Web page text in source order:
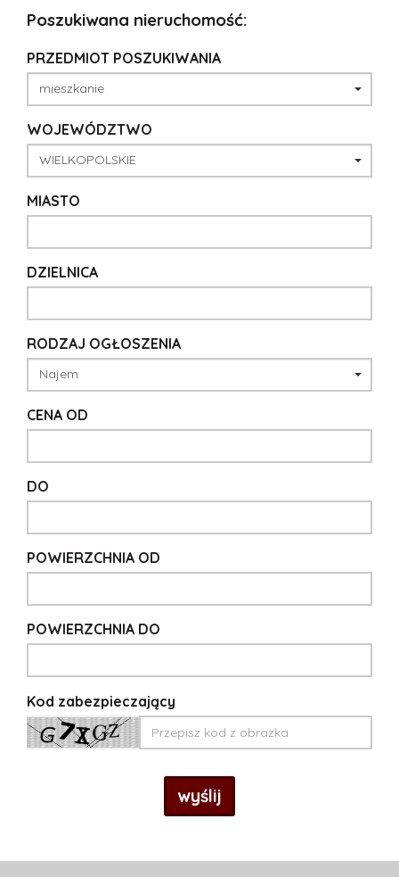
Poszukiwana nieruchomość:
PRZEDMIOT POSZUKIWANIA
WOJEWÓDZTWO
MIASTO
DZIELNICA
RODZAJ OGŁOSZENIA
CENA OD
DO
POWIERZCHNIA OD
POWIERZCHNIA DO
Kod zabezpieczający